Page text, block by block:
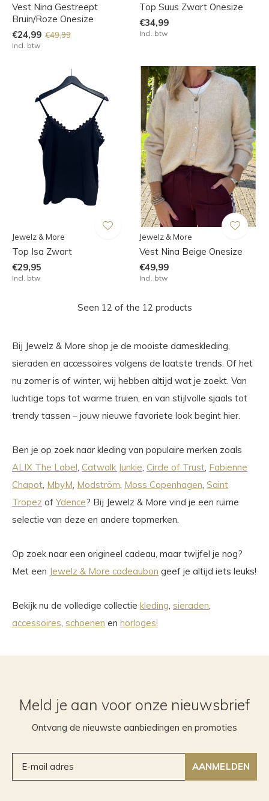
Vest Nina Gestreept
Bruin/Roze Onesize
€24,99 €49,99
Incl. btw
Top Suus Zwart Onesize
€34,99
Incl. btw
Jewelz & More
Top Isa Zwart
€29,95
Incl. btw
Jewelz & More
Vest Nina Beige Onesize
€49,99
Incl. btw
Seen 12 of the 12 products
Bij Jewelz & More shop je de mooiste dameskleding,
sieraden en accessoires volgens de laatste trends. Of het
nu zomer is of winter, wij hebben altijd wat je zoekt. Van
luchtige tops tot warme truien, en van stijlvolle sjaals tot
trendy tassen – jouw nieuwe favoriete look begint hier.
Ben je op zoek naar kleding van populaire merken zoals
ALIX The Label Catwalk Junkie Circle of Trust Fabienne
Chapot MbyM Modström Moss Copenhagen Saint
Tropez of Ydence? Bij Jewelz & More vind je een ruime
selectie van deze en andere topmerken.
Op zoek naar een origineel cadeau, maar twijfel je nog?
Met een Jewelz & More cadeaubon geef je altijd iets leuks!
Bekijk nu de volledige collectie kleding sieraden
accessoires schoenen en horloges!
Meld je aan voor onze nieuwsbrief
Ontvang de nieuwste aanbiedingen en promoties
AANMELDEN